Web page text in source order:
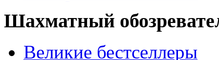
Шахматный
Великие бестселлеры